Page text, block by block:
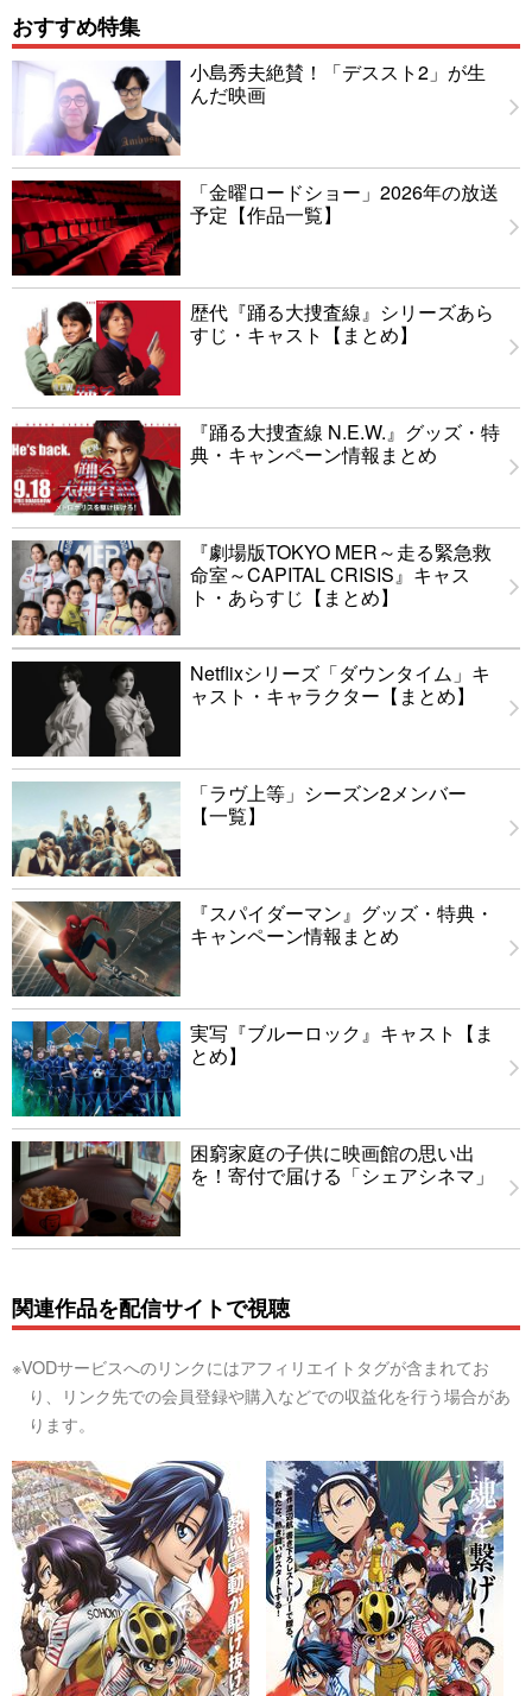
おすすめ特集
小島秀夫絶賛！「デススト2」が生
んだ映画
「金曜ロードショー」2026年の放送
予定【作品一覧】
歴代『踊る大捜査線』シリーズあら
すじ・キャスト【まとめ】
『踊る大捜査線 N.E.W.』グッズ・特
典・キャンペーン情報まとめ
『劇場版TOKYO MER～走る緊急救
命室～CAPITAL CRISIS』キャス
ト・あらすじ【まとめ】
Netflixシリーズ「ダウンタイム」キ
ャスト・キャラクター【まとめ】
「ラヴ上等」シーズン2メンバー
【一覧】
『スパイダーマン』グッズ・特典・
キャンペーン情報まとめ
実写『ブルーロック』キャスト【ま
とめ】
困窮家庭の子供に映画館の思い出
を！寄付で届ける「シェアシネマ」
関連作品を配信サイトで視聴
※VODサービスへのリンクにはアフィリエイトタグが含まれてお
り、リンク先での会員登録や購入などでの収益化を行う場合があ
ります。